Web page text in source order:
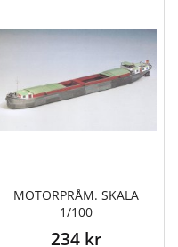
MOTORPRÅM. SKALA
1/100
234 kr